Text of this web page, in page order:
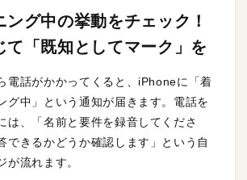
ング中の挙動をチェック！
て「既知としてマーク」を
電話がかかってくると、iPhoneに「着
グ中」という通知が届きます。電話を
は、「名前と要件を録音してくださ
できるかどうか確認します」という自
が流れます。